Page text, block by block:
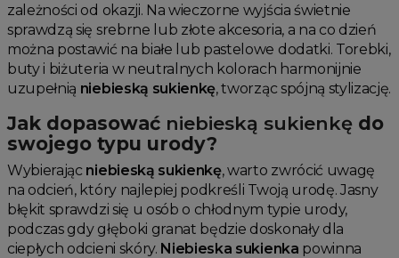
zależności od okazji. Na wieczorne wyjścia świetnie
sprawdzą się srebrne lub złote akcesoria, a na co dzień
można postawić na białe lub pastelowe dodatki. Torebki,
buty i biżuteria w neutralnych kolorach harmonijnie
uzupełnią niebieską sukienkę, tworząc spójną stylizację.
Jak dopasować niebieską sukienkę do
swojego typu urody?
Wybierając niebieską sukienkę, warto zwrócić uwagę
na odcień, który najlepiej podkreśli Twoją urodę. Jasny
błękit sprawdzi się u osób o chłodnym typie urody,
podczas gdy głęboki granat będzie doskonały dla
ciepłych odcieni skóry. Niebieska sukienka powinna